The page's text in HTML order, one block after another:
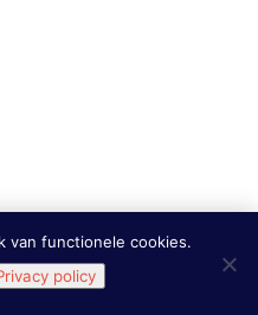
van functionele cookies.
policy